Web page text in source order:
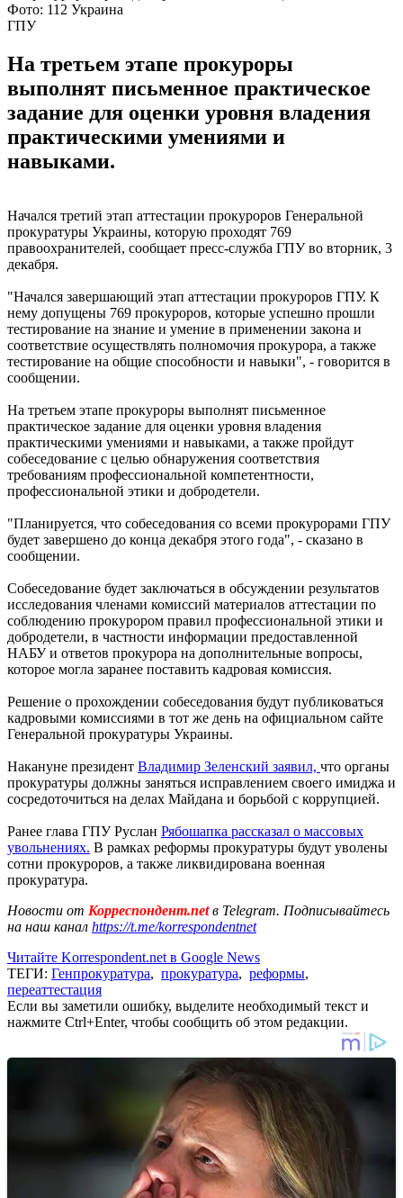
Фото: 112 Украина
ГПУ
На третьем этапе прокуроры
выполнят письменное практическое
задание для оценки уровня владения
практическими умениями и
навыками.
Начался третий этап аттестации прокуроров Генеральной
прокуратуры Украины, которую проходят 769
правоохранителей, сообщает пресс-служба ГПУ во вторник, 3
декабря.
"Начался завершающий этап аттестации прокуроров ГПУ. К
нему допущены 769 прокуроров, которые успешно прошли
тестирование на знание и умение в применении закона и
соответствие осуществлять полномочия прокурора, а также
тестирование на общие способности и навыки", - говорится в
сообщении.
На третьем этапе прокуроры выполнят письменное
практическое задание для оценки уровня владения
практическими умениями и навыками, а также пройдут
собеседование с целью обнаружения соответствия
требованиям профессиональной компетентности,
профессиональной этики и добродетели.
"Планируется, что собеседования со всеми прокурорами ГПУ
будет завершено до конца декабря этого года", - сказано в
сообщении.
Собеседование будет заключаться в обсуждении результатов
исследования членами комиссий материалов аттестации по
соблюдению прокурором правил профессиональной этики и
добродетели, в частности информации предоставленной
НАБУ и ответов прокурора на дополнительные вопросы,
которое могла заранее поставить кадровая комиссия.
Решение о прохождении собеседования будут публиковаться
кадровыми комиссиями в тот же день на официальном сайте
Генеральной прокуратуры Украины.
Накануне президент Владимир Зеленский заявил, что органы
прокуратуры должны заняться исправлением своего имиджа и
сосредоточиться на делах Майдана и борьбой с коррупцией.
Ранее глава ГПУ Руслан Рябошапка рассказал о массовых
увольнениях. В рамках реформы прокуратуры будут уволены
сотни прокуроров, а также ликвидирована военная
прокуратура.
Новости от Корреспондент.netв Telegram. Подписывайтесь
на наш канал https://t.me/korrespondentnet
Читайте Korrespondent.net в Google News
ТЕГИ: Генпрокуратура, прокуратура, реформы,
переаттестация
Если вы заметили ошибку, выделите необходимый текст и
нажмите Ctrl+Enter, чтобы сообщить об этом редакции.